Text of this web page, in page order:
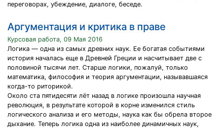
переговорах, убеждение, диалоге, беседе.
Аргументация и критика в праве
Курсовая работа, 09 Мая 2016
Логика — одна из самых древних наук. Ее богатая событиями
история началась еще в Древней Греции и насчитывает две с
половиной тысячи лет. Старше логики, пожалуй, только
математика, философия и теория аргументации, называвшаяся
когда-то риторикой.
Около ста пятидесяти лёт назад в логике произошла научная
революция, в результате которой в корне изменился стиль
логического анализа и его методы, наука как бы обрела второе
дыхание. Теперь логика одна из наиболее динамичных наук,